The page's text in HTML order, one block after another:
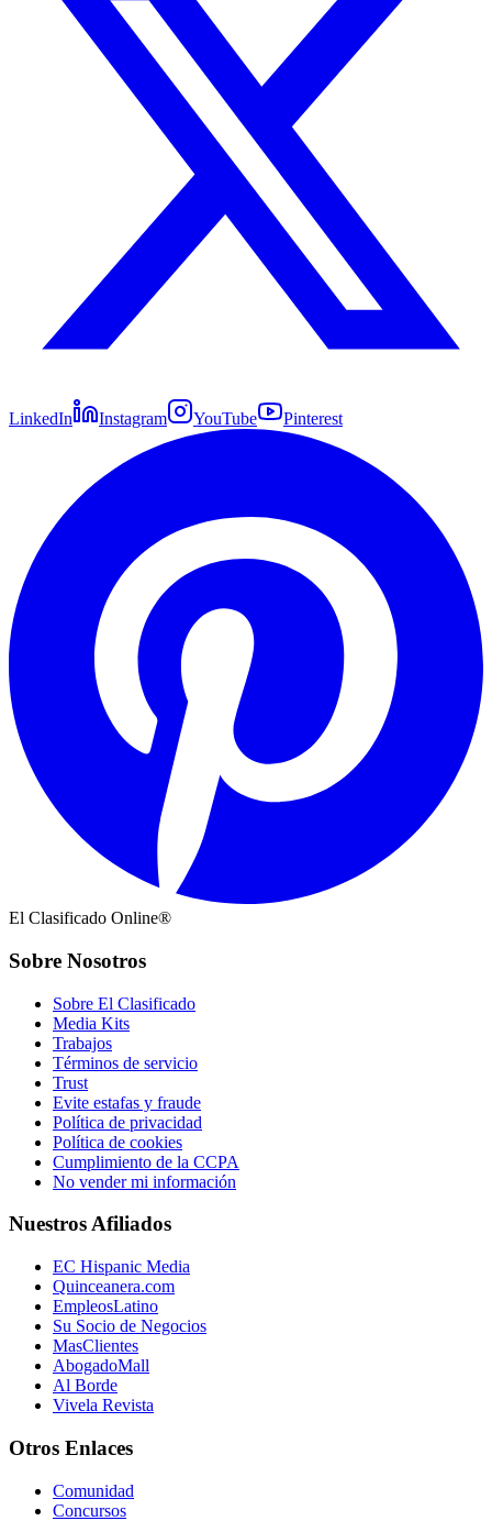
LinkedIn Instagram YouTube Pinterest
El Clasificado Online®
Sobre Nosotros
Sobre El Clasificado
Media Kits
Trabajos
Términos de servicio
Trust
Evite estafas y fraude
Política de privacidad
Política de cookies
Cumplimiento de la CCPA
No vender mi información
Nuestros Afiliados
EC Hispanic Media
Quinceanera.com
EmpleosLatino
Su Socio de Negocios
MasClientes
AbogadoMall
Al Borde
Vivela Revista
Otros Enlaces
Comunidad
Concursos